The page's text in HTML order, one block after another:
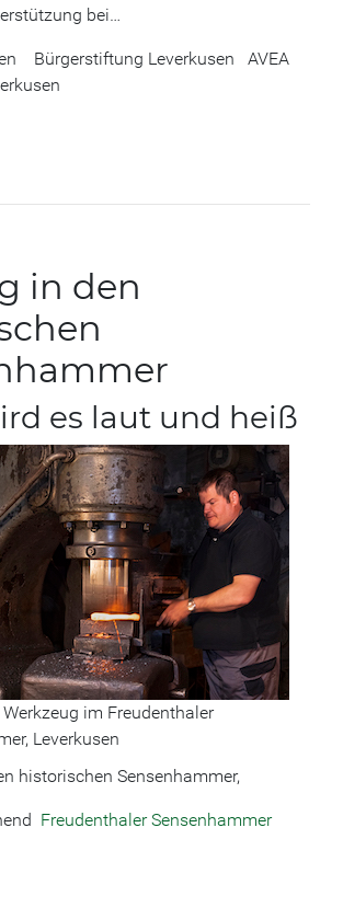
bei…
Bürgerstiftung Leverkusen AVEA
in den
es laut und heiß
im Freudenthaler
Leverkusen
historischen Sensenhammer,
Freudenthaler Sensenhammer